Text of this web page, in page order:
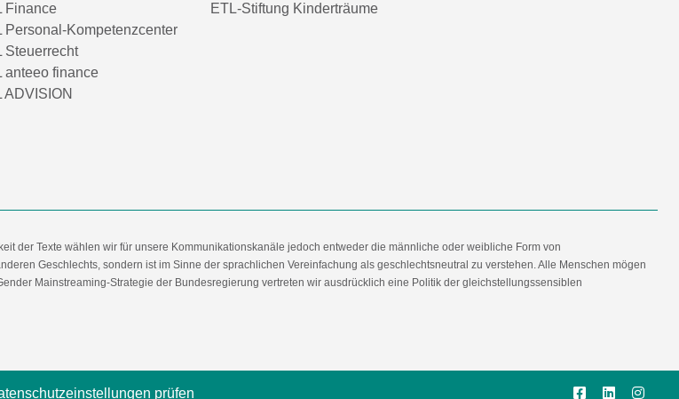
Finance
Personal-Kompetenzcenter
Steuerrecht
anteeo finance
ADVISION
ETL-Stiftung Kinderträume
der Texte wählen wir für unsere Kommunikationskanäle jedoch entweder die männliche oder weibliche Form von
Geschlechts, sondern ist im Sinne der sprachlichen Vereinfachung als geschlechtsneutral zu verstehen. Alle Menschen mögen
Mainstreaming-Strategie der Bundesregierung vertreten wir ausdrücklich eine Politik der gleichstellungssensiblen
prüfen